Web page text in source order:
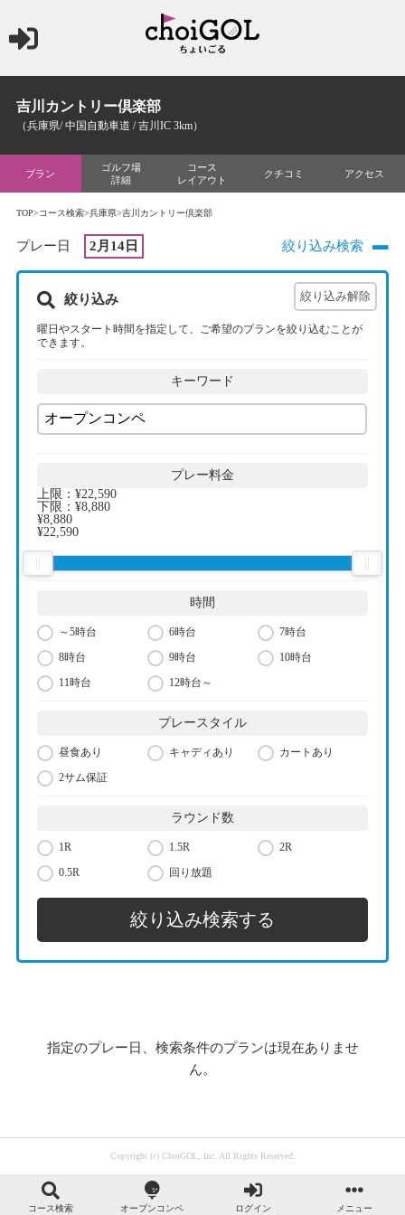
吉川カントリー倶楽部
（兵庫県/ 中国自動車道 / 吉川IC 3km）
プラン
ゴルフ場
詳細
コース
レイアウト
クチコミ アクセス
TOP>コース検索>兵庫県>吉川カントリー倶楽部
プレー日 2月14日 絞り込み検索
絞り込み
曜日やスタート時間を指定して、ご希望のプランを絞り込むことが
できます。
キーワード
プレー料金
上限： ¥22,590
下限： ¥8,880
¥8,880
¥22,590
時間
～5時台 6時台
7時台
8時台
9時台
10時台
11時台
12時台～
プレースタイル
昼食あり キャディあり
カートあり
2サム保証
ラウンド数
1R 1.5R
2R
0.5R
回り放題
指定のプレー日、検索条件のプランは現在ありませ
ん。
Copyright (c) ChoiGOL, Inc. All Rights Reserved.
コース検索 オープンコンペ ログイン メニュー